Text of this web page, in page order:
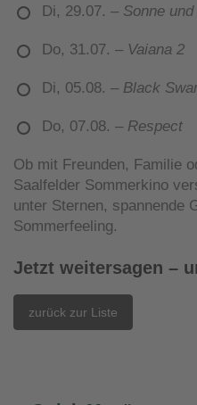
Di, 29.07. – Sonne
Do, 31.07. – Vaiana 2
Di, 05.08. – Black
Do, 07.08. – Respect
Ob mit Freunden, Familie
Saalfelder Sommerkino
unter Sternen, spannende
Sommerfeeling.
Jetzt weitersagen –
zurück zur Liste